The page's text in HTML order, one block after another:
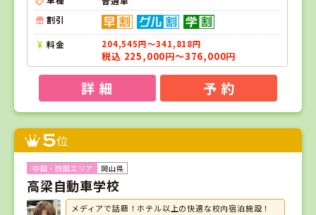
割引
料金 204,545円～341,818円
税込 225,000円～376,000円
詳 細 予 約
5位
岡山県
高梁自動車学校
メディアで話題！ホテル以上の快適な校内宿泊施設！